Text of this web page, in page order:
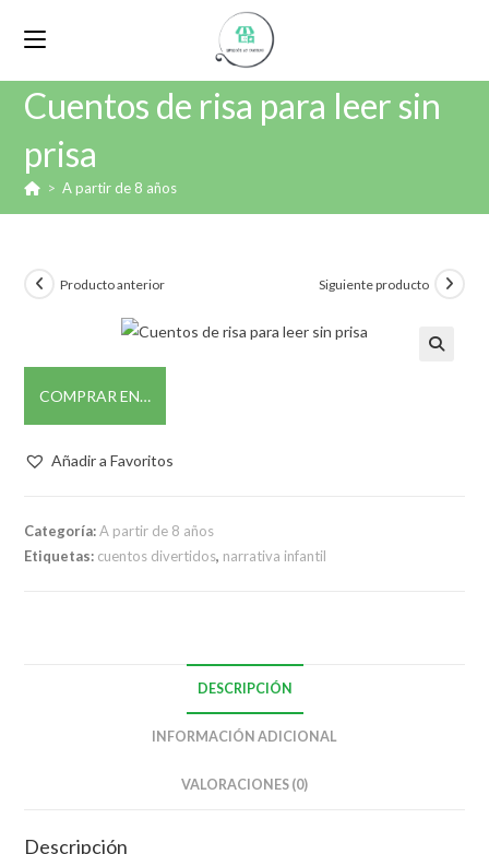
Cuentos de risa para leer sin
prisa
> A partir de 8 años
Producto anterior Siguiente producto
COMPRAR EN…
Añadir a Favoritos
Categoría:A partir de 8 años
Etiquetas: cuentos divertidos, narrativa infantil
DESCRIPCIÓN
INFORMACIÓN ADICIONAL
VALORACIONES (0)
Descripción